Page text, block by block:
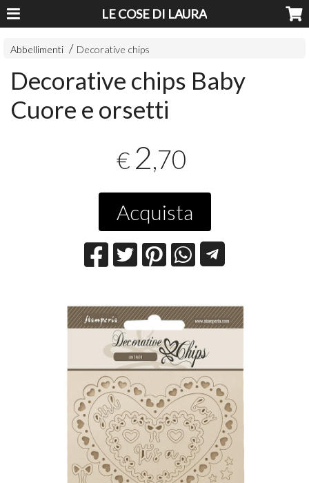
LE COSE DI LAURA
Abbellimenti Decorative chips
Decorative chips Baby
Cuore e orsetti
€ 2,70
Acquista